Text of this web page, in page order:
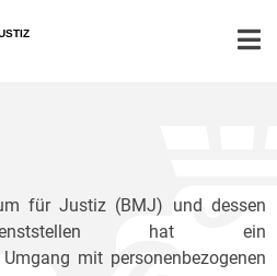
für Justiz (BMJ) und dessen
hat ein
mit personenbezogenen